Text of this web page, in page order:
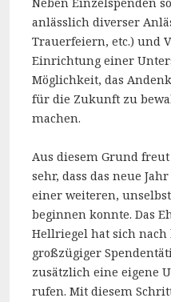
anlässlich diverser
Trauerfeiern, etc.) und
Einrichtung einer
Möglichkeit, das
für die Zukunft zu
machen.
Aus diesem Grund
sehr, dass das neue
einer weiteren,
beginnen konnte. Das
Hellriegel hat sich
großzügiger
zusätzlich eine eigene
rufen. Mit diesem